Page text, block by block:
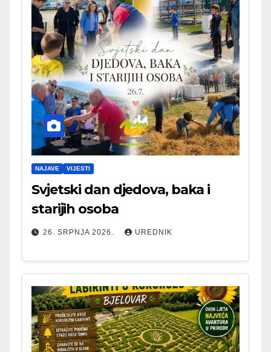
NAJAVE VIJESTI
Svjetski dan djedova, baka i
starijih osoba
26. SRPNJA 2026. UREDNIK